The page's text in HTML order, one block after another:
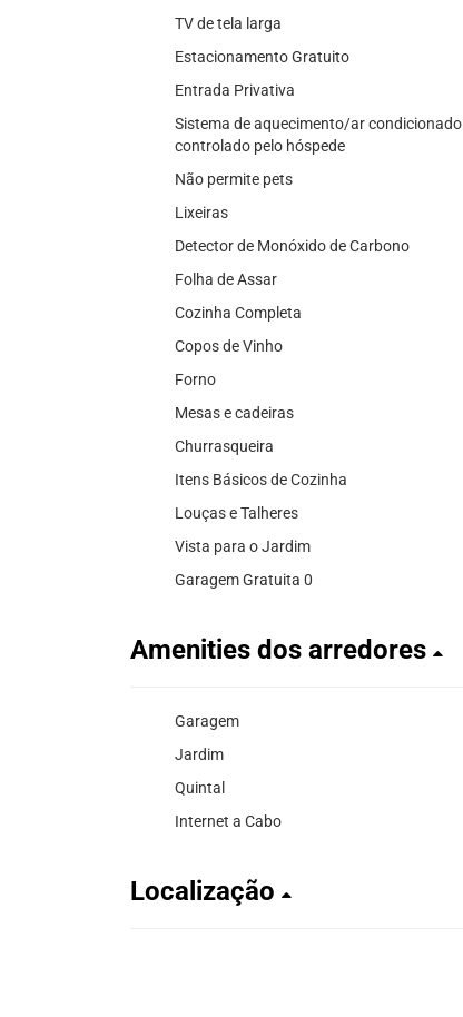
TV de tela larga
Estacionamento Gratuito
Entrada Privativa
Sistema de aquecimento/ar condicionado
controlado pelo hóspede
Não permite pets
Lixeiras
Detector de Monóxido de Carbono
Folha de Assar
Cozinha Completa
Copos de Vinho
Forno
Mesas e cadeiras
Churrasqueira
Itens Básicos de Cozinha
Louças e Talheres
Vista para o Jardim
Garagem Gratuita 0
Amenities dos arredores
Garagem
Jardim
Quintal
Internet a Cabo
Localização